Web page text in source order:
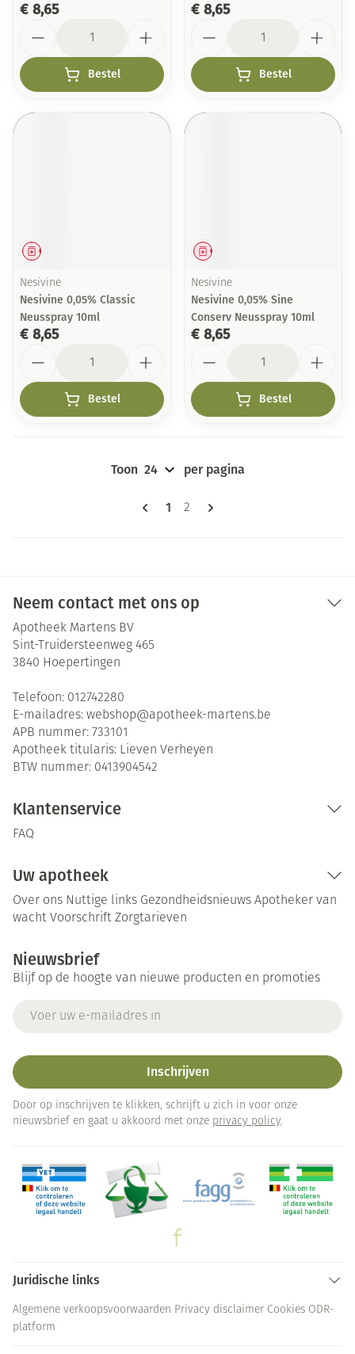
€ 8,65
Bestel
€ 8,65
Bestel
Geneesmiddel
Nesivine
Nesivine 0,05% Classic
Neusspray 10ml
€ 8,65
Bestel
Geneesmiddel
Nesivine
Nesivine 0,05% Sine
Conserv Neusspray 10ml
€ 8,65
Bestel
Pagina's
U lees momenteel pagina
1 Pagina
2
Toon per pagina
Neem contact met ons op
Apotheek Martens BV
Sint-Truidersteenweg 465
3840 Hoepertingen
Telefoon: 012742280
E-mailadres: webshop@apotheek-martens.be
APB nummer: 733101
Apotheek titularis: Lieven Verheyen
BTW nummer: 0413904542
Klantenservice
FAQ
Uw apotheek
Over ons Nuttige links Gezondheidsnieuws Apotheker van
wacht Voorschrift Zorgtarieven
Nieuwsbrief
Blijf op de hoogte van nieuwe producten en promoties
Inschrijven
Door op inschrijven te klikken, schrijft u zich in voor onze
nieuwsbrief en gaat u akkoord met onze privacy policy.
Juridische links
Algemene verkoopsvoorwaarden Privacy disclaimer Cookies ODR-
platform